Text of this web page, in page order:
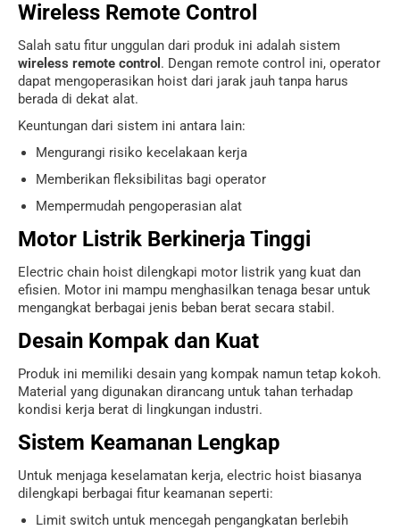
Wireless Remote Control
Salah satu fitur unggulan dari produk ini adalah sistem
wireless remote control . Dengan remote control ini, operator
dapat mengoperasikan hoist dari jarak jauh tanpa harus
berada di dekat alat.
Keuntungan dari sistem ini antara lain:
Mengurangi risiko kecelakaan kerja
Memberikan fleksibilitas bagi operator
Mempermudah pengoperasian alat
Motor Listrik Berkinerja Tinggi
Electric chain hoist dilengkapi motor listrik yang kuat dan
efisien. Motor ini mampu menghasilkan tenaga besar untuk
mengangkat berbagai jenis beban berat secara stabil.
Desain Kompak dan Kuat
Produk ini memiliki desain yang kompak namun tetap kokoh.
Material yang digunakan dirancang untuk tahan terhadap
kondisi kerja berat di lingkungan industri.
Sistem Keamanan Lengkap
Untuk menjaga keselamatan kerja, electric hoist biasanya
dilengkapi berbagai fitur keamanan seperti:
Limit switch untuk mencegah pengangkatan berlebih